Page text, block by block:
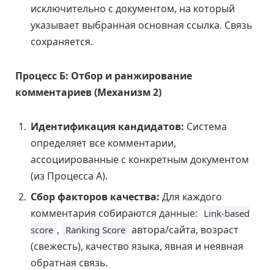
исключительно с документом, на который
указывает выбранная основная ссылка. Связь
сохраняется.
Процесс Б: Отбор и ранжирование
комментариев (Механизм 2)
Идентификация кандидатов: Система
определяет все комментарии,
ассоциированные с конкретным документом
(из Процесса А).
Сбор факторов качества: Для каждого
комментария собираются данные: Link-based
score , Ranking Score автора/сайта, возраст
(свежесть), качество языка, явная и неявная
обратная связь.